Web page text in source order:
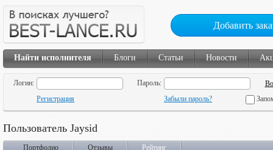
Добавить
Найти исполнителя Блоги Статьи Новости
Логин:
Пароль:
Регистрация
Забыли пароль?
Пользователь Jaysid
Портфолио Отзывы Рейтинг